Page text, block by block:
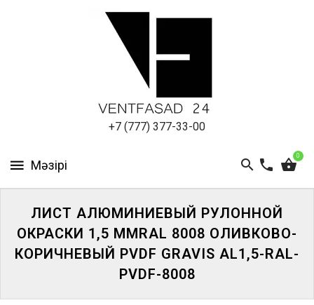
+7 (777) 377-33-00
0
ПАНЕЛИ
ЛИСТ АЛЮМИНИЕВЫЙ РУЛОННОЙ
ОКРАСКИ 1,5 ММRAL 8008 ОЛИВКОВО-
КОРИЧНЕВЫЙ PVDF GRAVIS AL1,5-RAL-
PVDF-8008